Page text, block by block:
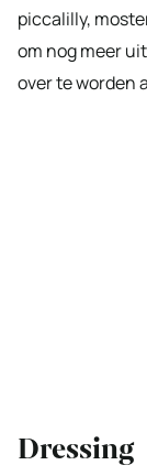
piccalilly,
om nog meer
over te worden
Dressing